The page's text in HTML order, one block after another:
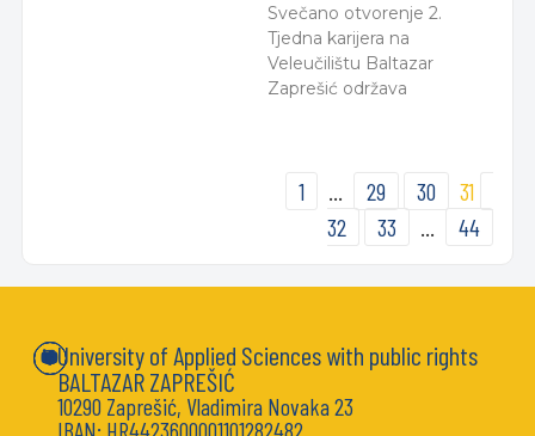
Svečano otvorenje 2.
Tjedna karijera na
Veleučilištu Baltazar
Zaprešić održava
1 29 30
31
32
33 44
University of Applied Sciences with public rights
BALTAZAR ZAPREŠIĆ
10290 Zaprešić, Vladimira Novaka 23
IBAN: HR4423600001101282482